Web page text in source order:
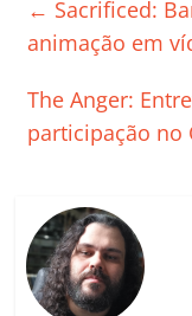
b
o
k
← Sacrificed:
animação em
The Anger:
participação no